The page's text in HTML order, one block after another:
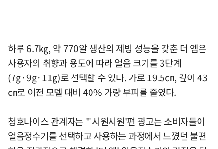
하루 6.7㎏, 약 770알 생산의 제빙 성능을 갖춘 더 엠은
사용자의 취향과 용도에 따라 얼음 크기를 3단계
(7g·9g·11g)로 선택할 수 있다. 가로 19.5㎝, 깊이 43
㎝로 이전 모델 대비 40% 가량 부피를 줄였다.
청호나이스 관계자는 "'시원시원'편 광고는 소비자들이
얼음정수기를 선택하고 사용하는 과정에서 느꼈던 불편